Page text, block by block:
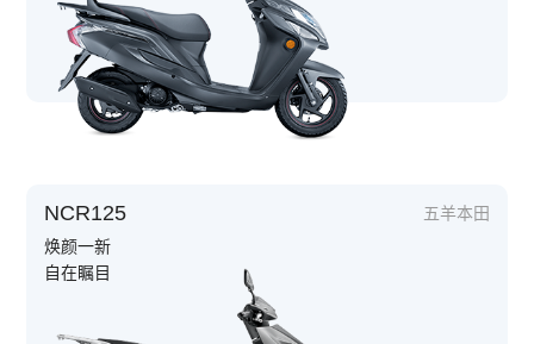
NCR125
五羊本田
焕颜一新
自在瞩目